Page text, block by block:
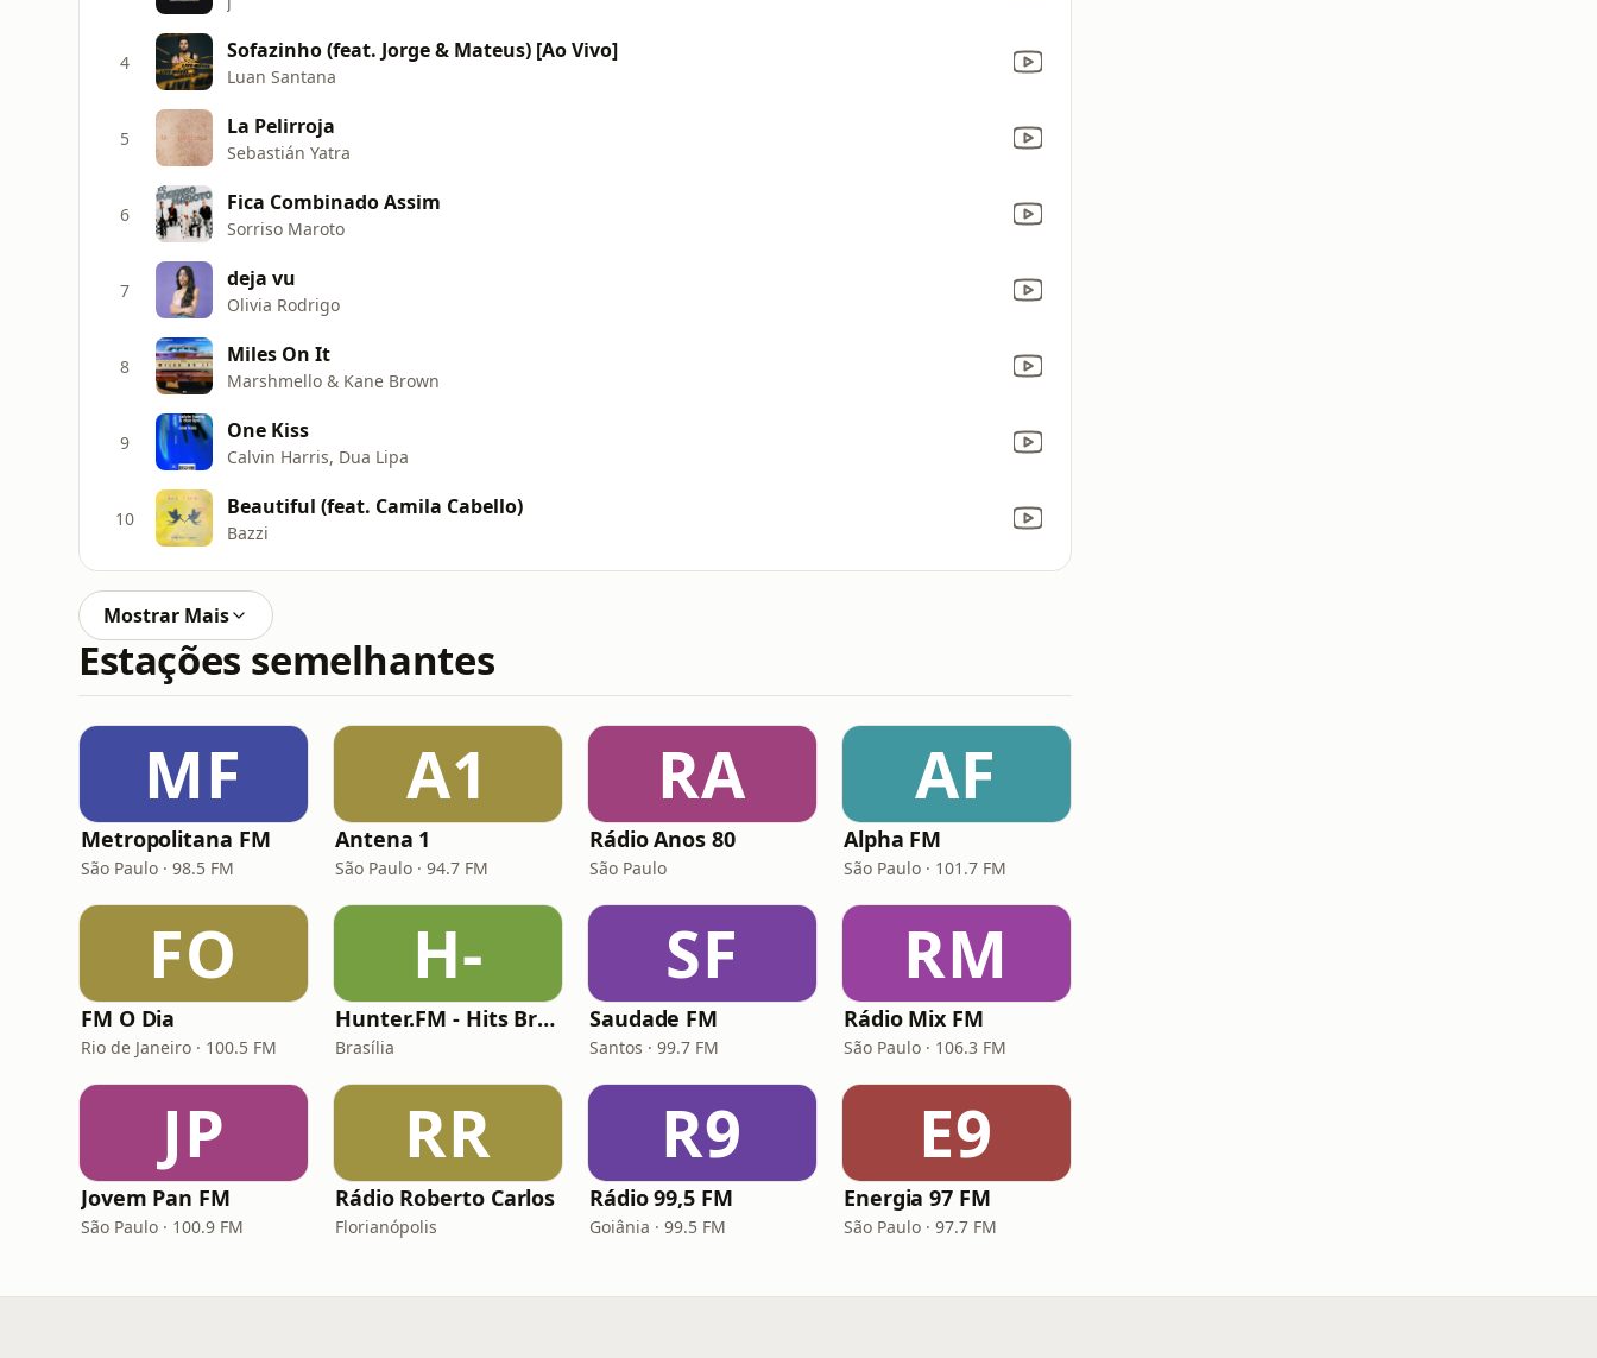
4 Sofazinho (feat. Jorge & Mateus) [Ao Vivo]
Luan Santana
5 La Pelirroja
Sebastián Yatra
6 Fica Combinado Assim
Sorriso Maroto
7 deja vu
Olivia Rodrigo
8 Miles On It
Marshmello & Kane Brown
9 One Kiss
Calvin Harris, Dua Lipa
10 Beautiful (feat. Camila Cabello)
Bazzi
Mostrar Mais
Estações semelhantes
MF
Metropolitana FM
São Paulo · 98.5 FM
A1
Antena 1
São Paulo · 94.7 FM
RA
Rádio Anos 80
São Paulo
AF
Alpha FM
São Paulo · 101.7 FM
FO
FM O Dia
Rio de Janeiro · 100.5 FM
H-
Hunter.FM - Hits Brasil
Brasília
SF
Saudade FM
Santos · 99.7 FM
RM
Rádio Mix FM
São Paulo · 106.3 FM
JP
Jovem Pan FM
São Paulo · 100.9 FM
RR
Rádio Roberto Carlos
Florianópolis
R9
Rádio 99,5 FM
Goiânia · 99.5 FM
E9
Energia 97 FM
São Paulo · 97.7 FM